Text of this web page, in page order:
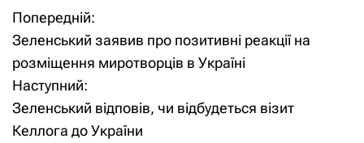
Н
а
в
і
Попередній:
Зеленський заявив про позитивні реакції на
розміщення миротворців в Україні
Наступний:
Зеленський відповів, чи відбудеться візит
Келлога до України